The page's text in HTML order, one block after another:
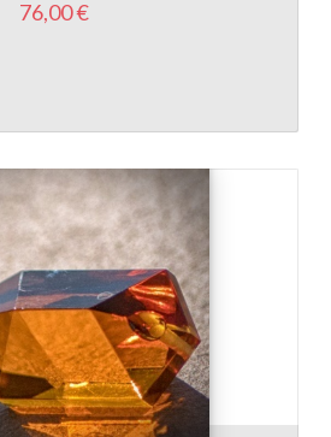
Vida Topaz-Dorado. Grande.
5208